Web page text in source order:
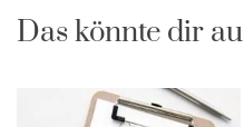
Das könnte dir